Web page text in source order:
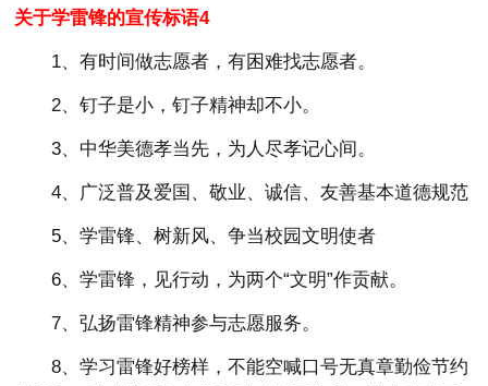
关于学雷锋的宣传标语4
1、有时间做志愿者，有困难找志愿者。
2、钉子是小，钉子精神却不小。
3、中华美德孝当先，为人尽孝记心间。
4、广泛普及爱国、敬业、诚信、友善基本道德规范
5、学雷锋、树新风、争当校园文明使者
6、学雷锋，见行动，为两个“文明”作贡献。
7、弘扬雷锋精神参与志愿服务。
8、学习雷锋好榜样，不能空喊口号无真章勤俭节约